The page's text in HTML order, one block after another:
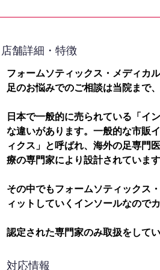
​店舗詳細・特徴
フォームソティックス・メディカ
足のお悩みでのご相談は当院まで
日本で一般的に売られている「イ
な違いがあります。一般的な市販
ィクス」と呼ばれ、海外の足専門
療の専門家により設計されていま
その中でもフォームソティックス
ィットしていくインソールなので
認定された専門家のみ取扱をして
対応情報